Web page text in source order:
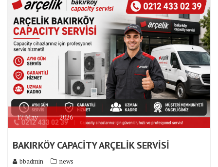
17May 2026
BAKIRKÖY CAPACİTY ARÇELİK SERVİSİ
bbadmin
news